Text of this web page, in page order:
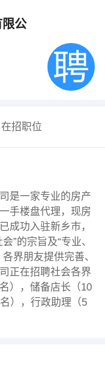
公
在招职位
是一家专业的房产
手楼盘代理，现房
成功入驻新乡市，
”的宗旨及“专业、
界朋友提供完善、
正在招聘社会各界
），储备店长（10
），行政助理（5